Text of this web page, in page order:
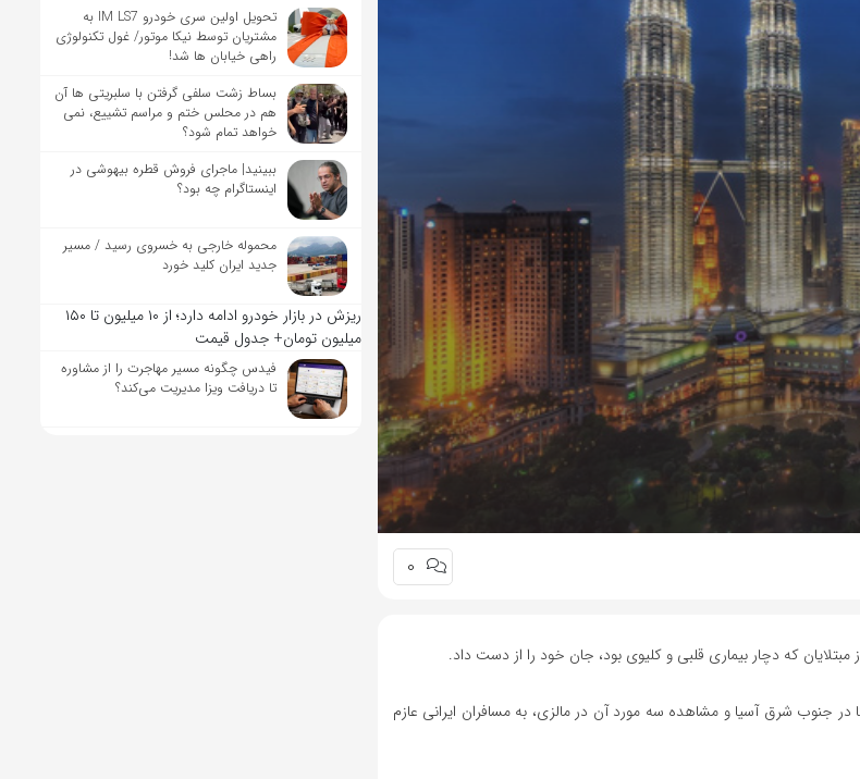
0
مبتلایان که دچار بیماری قلبی و کلیوی بود، جان خود را از دست داد.
در جنوب شرق آسیا و مشاهده سه مورد آن در مالزی، به مسافران ایرانی عازم
تحویل اولین سری خودرو IM LS7 به
مشتریان توسط نیکا موتور/ غول تکنولوژی
راهی خیابان ها شد!
بساط زشت سلفی گرفتن با سلبریتی ها آن
هم در محلس ختم و مراسم تشییع، نمی
خواهد تمام شود؟
ببینید| ماجرای فروش قطره بیهوشی در
اینستاگرام چه بود؟
محموله خارجی به خسروی رسید / مسیر
جدید ایران کلید خورد
ریزش در بازار خودرو ادامه دارد؛ از ۱۰ میلیون تا ۱۵۰
میلیون تومان+ جدول قیمت
فیدس چگونه مسیر مهاجرت را از مشاوره
تا دریافت ویزا مدیریت می‌کند؟